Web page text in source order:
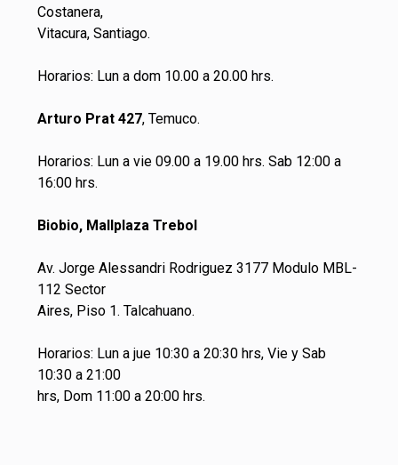
Costanera,
Vitacura, Santiago.
Horarios: Lun a dom 10.00 a 20.00 hrs.
Arturo Prat 427, Temuco.
Horarios: Lun a vie 09.00 a 19.00 hrs. Sab 12:00 a
16:00 hrs.
Biobio, Mallplaza Trebol
Av. Jorge Alessandri Rodriguez 3177 Modulo MBL-
112 Sector
Aires, Piso 1. Talcahuano.
Horarios: Lun a jue 10:30 a 20:30 hrs, Vie y Sab
10:30 a 21:00
hrs, Dom 11:00 a 20:00 hrs.